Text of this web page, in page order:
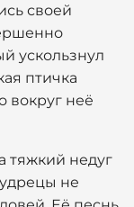
своей
ускользнул
птичка
вокруг неё
тяжкий недуг
не